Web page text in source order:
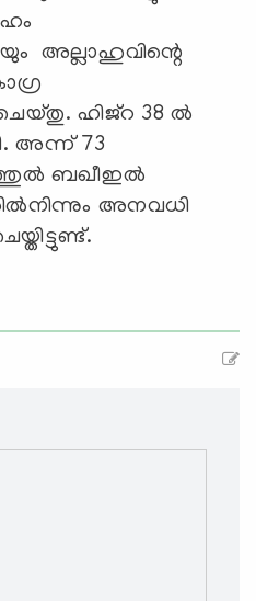
അല്ലാഹുവിന്റെ
ചെയ്തു. ഹിജ്‌റ 38 ല്‍
അന്ന് 73
ബഖീഇല്‍
അനവധി